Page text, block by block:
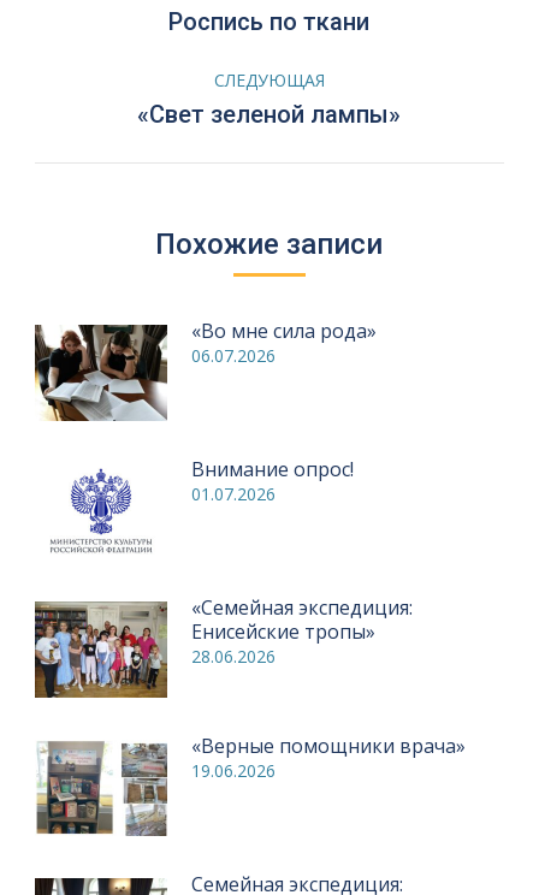
Предыдущая
Роспись по ткани
СЛЕДУЮЩАЯ
Следующая
«Свет зеленой лампы»
Похожие записи
«Во мне сила рода»
06.07.2026
Внимание опрос!
01.07.2026
«Семейная экспедиция:
Енисейские тропы»
28.06.2026
«Верные помощники врача»
19.06.2026
Семейная экспедиция: